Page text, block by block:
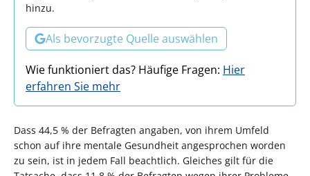
hinzu.
Als bevorzugte Quelle auswählen
Wie funktioniert das? Häufige Fragen: Hier
erfahren Sie mehr
Dass 44,5 % der Befragten angaben, von ihrem Umfeld
schon auf ihre mentale Gesundheit angesprochen worden
zu sein, ist in jedem Fall beachtlich. Gleiches gilt für die